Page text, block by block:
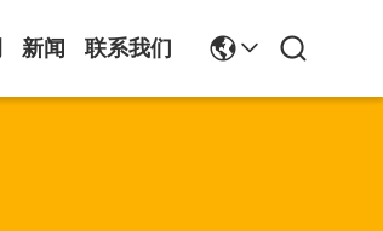
新闻 联系我们